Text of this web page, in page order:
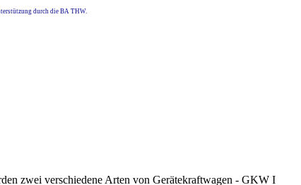
durch die BA THW.
zwei verschiedene Arten von Gerätekraftwagen - GKW I